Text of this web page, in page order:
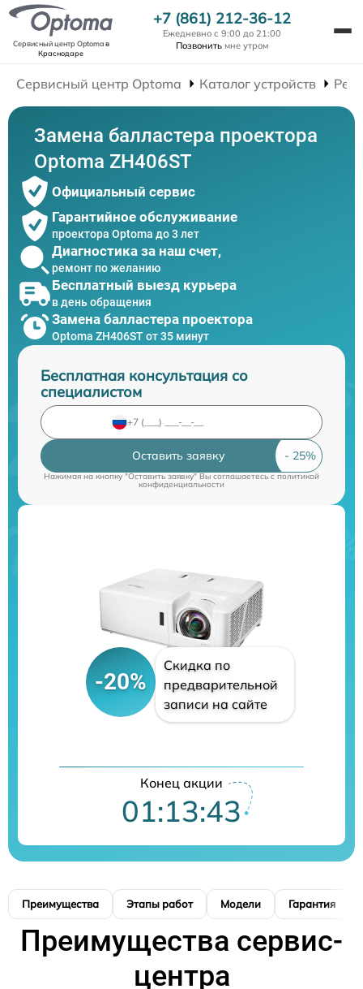
Сервисный центр Optomaв
Краснодаре
+7 (861) 212-36-12
Ежедневно с 9:00 до 21:00
Позвонить мне утром
Сервисный центр Optoma Каталог устройств
Замена балластера проектора
Optoma ZH406ST
Официальный сервис
Гарантийное обслуживание
проектора Optoma до 3 лет
Диагностика за наш счет,
ремонт по желанию
Бесплатный выезд курьера
в день обращения
Замена балластера проектора
Optoma ZH406ST от 35 минут
Бесплатная консультация со
специалистом
Оставить заявку
Нажимая на кнопку "Оставить заявку" Вы соглашаетесь cполитикой
конфиденциальности
-20%
Скидка по
предварительной
записи на сайте
Конец акции
01:13:42
Преимущества Этапы работ Модели Гарантия
Преимущества сервис-
центра